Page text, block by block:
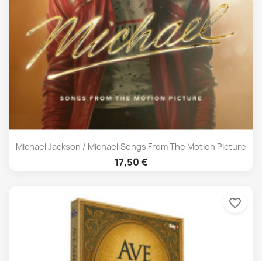
Michael Jackson / Michael:Songs From The Motion Picture
17,50 €
favorite_border